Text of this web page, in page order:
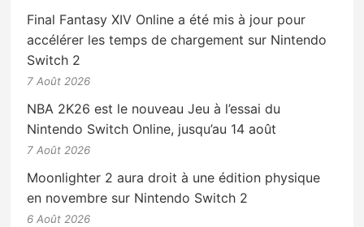
Final Fantasy XIV Online a été mis à jour pour
accélérer les temps de chargement sur Nintendo
Switch 2
7 Août 2026
NBA 2K26 est le nouveau Jeu à l’essai du
Nintendo Switch Online, jusqu’au 14 août
7 Août 2026
Moonlighter 2 aura droit à une édition physique
en novembre sur Nintendo Switch 2
6 Août 2026